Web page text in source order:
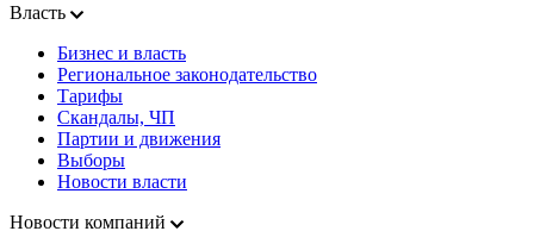
Власть
Бизнес и власть
Региональное законодательство
Тарифы
Скандалы, ЧП
Партии и движения
Выборы
Новости власти
Новости компаний